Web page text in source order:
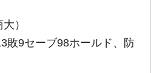
）
敗9セーブ98ホールド、防